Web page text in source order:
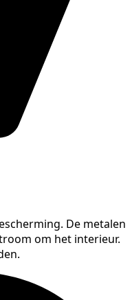
De metalen
om het interieur.